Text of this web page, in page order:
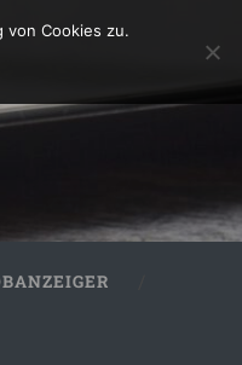
von Cookies zu.